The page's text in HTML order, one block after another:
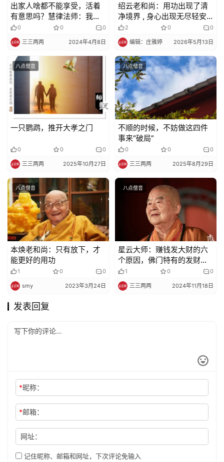
出家人啥都不能享受，活着
有意思吗？慧律法师：我们
的意思才多呢！
0 0 0
三三两两 2024年4月8日
绍云老和尚：用功出现了清
净境界 , 身心出现无尽轻安
的时候 , 千万不能得少为足
2 0 0
编辑：庄雅婷 2026年5月13日
八点僧音
一只鹦鹉，推开大孝之门
0 0 0
三三两两 2025年10月27日
八点僧音
不顺的时候，不妨做这四件
事来“破局”
0 0 0
三三两两 2025年8月29日
八点僧音
本焕老和尚：只有放下，才
能更好的用功
1 0 0
smy 2023年3月24日
八点僧音
星云大师：赚钱发大财的六
个原因，佛门特有的发财法
送给你！
1 0 0
三三两两 2024年11月18日
发表回复
*昵称：
*邮箱：
网址：
记住昵称、邮箱和网址，下次评论免输入